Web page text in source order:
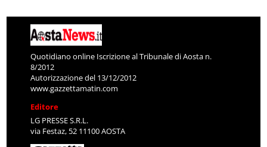
Quotidiano online Iscrizione al Tribunale di Aosta n.
8/2012
Autorizzazione del 13/12/2012
www.gazzettamatin.com
Editore
LG PRESSE S.R.L.
via Festaz, 52 11100 AOSTA